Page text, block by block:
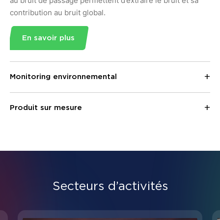
contribution au bruit global.
En savoir plus
Monitoring environnemental
Produit sur mesure
Secteurs d’activités